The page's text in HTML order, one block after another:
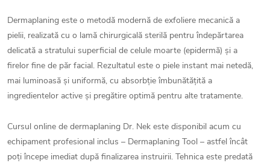
Dermaplaning este o metodă modernă de exfoliere mecanică a
pielii, realizată cu o lamă chirurgicală sterilă pentru îndepărtarea
delicată a stratului superficial de celule moarte (epidermă) și a
firelor fine de păr facial. Rezultatul este o piele instant mai netedă,
mai luminoasă și uniformă, cu absorbție îmbunătățită a
ingredientelor active și pregătire optimă pentru alte tratamente.
Cursul online de dermaplaning Dr. Nek este disponibil acum cu
echipament profesional inclus – Dermaplaning Tool – astfel încât
poți începe imediat după finalizarea instruirii. Tehnica este predată